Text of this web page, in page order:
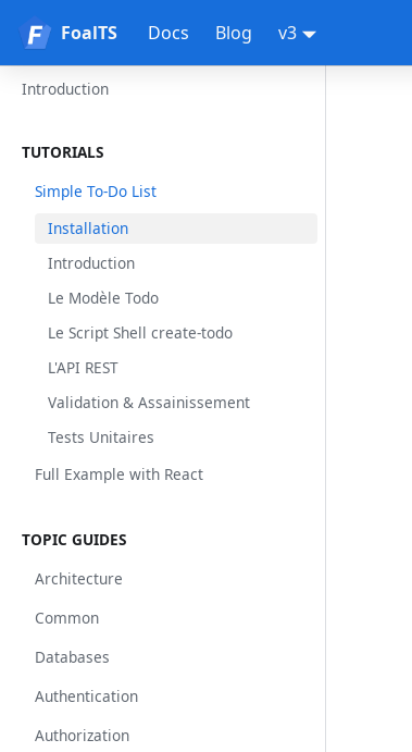
FoalTS Docs Blog v3
FoalTS
Introduction
TUTORIALS
Simple To-Do List
Installation
Introduction
Le Modèle Todo
Le Script Shell create-todo
L'API REST
Validation & Assainissement
Tests Unitaires
Full Example with React
TOPIC GUIDES
Architecture
Common
Databases
Authentication
Authorization